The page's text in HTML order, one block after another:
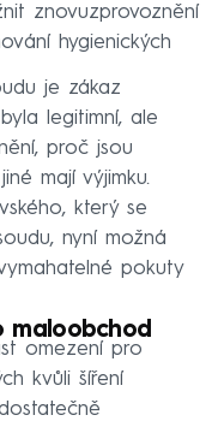
znovuzprovoznění
hygienických
je zákaz
legitimní, ale
proč jsou
mají výjimku.
který se
nyní možná
pokuty
maloobchod
omezení pro
kvůli šíření